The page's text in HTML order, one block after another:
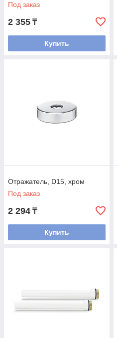
Под заказ
2 355 ₸
Купить
Отражатель, D15, хром
Под заказ
2 294 ₸
Купить